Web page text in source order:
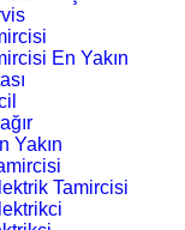
En Yakın
Yakın
Tamircisi